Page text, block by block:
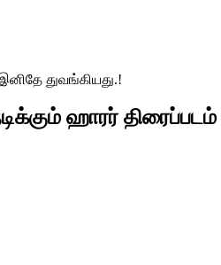
துவங்கியது.!
ஹாரர் திரைப்படம்